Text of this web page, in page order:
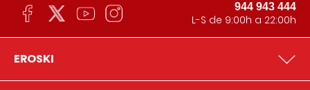
944 943 444
L-S de 9:00h a 22:00h
EROSKI